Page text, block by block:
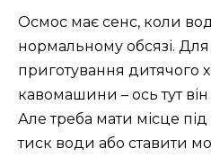
Осмос має сенс, коли
нормальному обсязі. Для
приготування дитячого
кавомашини – ось тут
Але треба мати місце
тиск води або ставити